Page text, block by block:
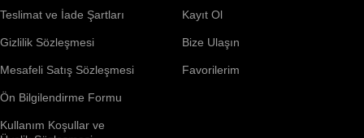
Teslimat ve İade Şartları
Gizlilik Sözleşmesi
Mesafeli Satış Sözleşmesi
Ön Bilgilendirme Formu
Kullanım Koşullar ve
Kayıt Ol
Bize Ulaşın
Favorilerim